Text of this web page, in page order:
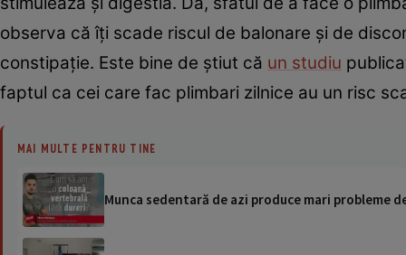
observa că îți scade riscul de balonare și de
constipație. Este bine de știut că un studiu
faptul ca cei care fac plimbari zilnice au un risc
MAI MULTE PENTRU TINE
Munca sedentară de azi produce mari probleme